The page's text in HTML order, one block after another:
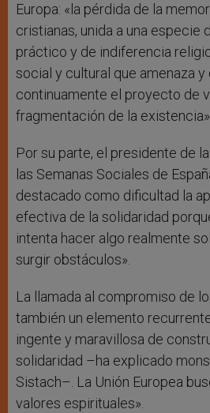
Europa: «la pérdida de la
cristianas, unida a una especie
práctico y de indiferencia
social y cultural que amenaza y
continuamente el proyecto de
fragmentación de la
Por su parte, el presidente de
las Semanas Sociales de
destacado como dificultad la
efectiva de la solidaridad
intenta hacer algo realmente
surgir obstáculos».
La llamada al compromiso de
también un elemento
ingente y maravillosa de
solidaridad –ha explicado
Sistach–. La Unión Europea
valores espirituales».